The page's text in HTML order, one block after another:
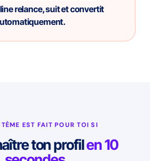
relance, suit et convertit
EST FAIT POUR TOI SI
ton profilen 10